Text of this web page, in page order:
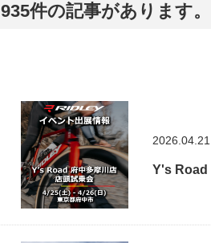
935件の記事があります。
2026.04.21
Y's Road